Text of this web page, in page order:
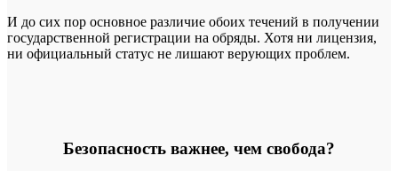
И до сих пор основное различие обоих течений в получении
государственной регистрации на обряды. Хотя ни лицензия,
ни официальный статус не лишают верующих проблем.
Безопасность важнее, чем свобода?